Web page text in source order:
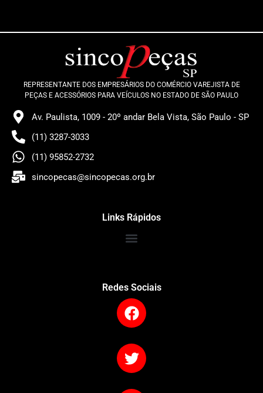
REPRESENTANTE DOS EMPRESÁRIOS DO COMÉRCIO VAREJISTA DE
PEÇAS E ACESSÓRIOS PARA VEÍCULOS NO ESTADO DE SÃO PAULO
Av. Paulista, 1009 - 20º andar Bela Vista, São Paulo - SP
(11) 3287-3033
(11) 95852-2732
sincopecas@sincopecas.org.br
Links Rápidos
Redes Sociais